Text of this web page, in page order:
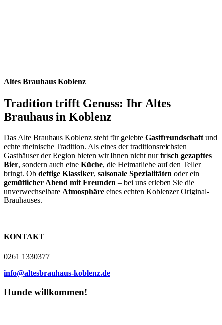
Altes Brauhaus Koblenz
Tradition trifft Genuss: Ihr Altes
Brauhaus in Koblenz
Das Alte Brauhaus Koblenz steht für gelebte Gastfreundschaft und
echte rheinische Tradition. Als eines der traditionsreichsten
Gasthäuser der Region bieten wir Ihnen nicht nurfrisch gezapftes
Bier, sondern auch eine Küche, die Heimatliebe auf den Teller
bringt. Ob deftige Klassiker, saisonale Spezialitäten oder ein
gemütlicher Abend mit Freunden – bei uns erleben Sie die
unverwechselbare Atmosphäre eines echten Koblenzer Original-
Brauhauses.
KONTAKT
0261 1330377
info@altesbrauhaus-koblenz.de
Hunde willkommen!